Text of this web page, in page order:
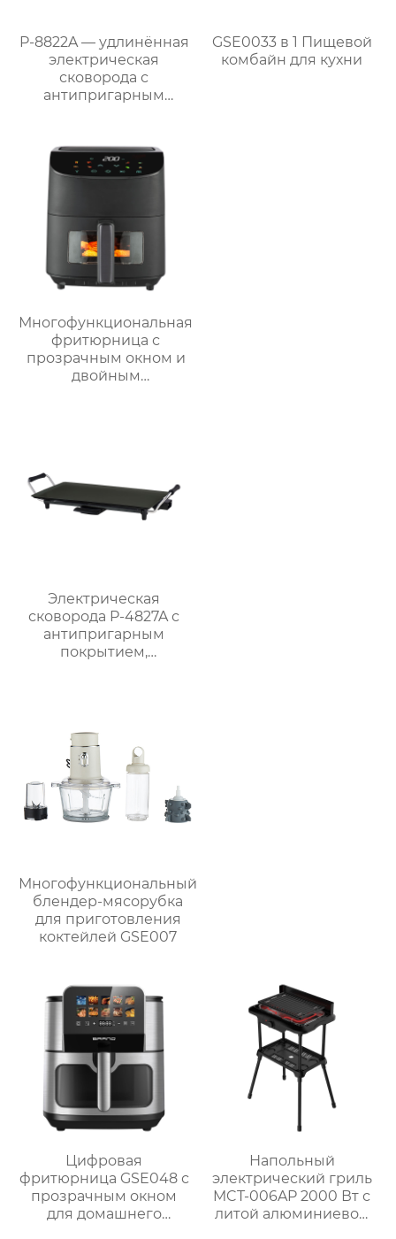
P-8822A — удлинённая
электрическая
сковорода с
антипригарным
съёмным поддоном
для жира
GSE0033 в 1 Пищевой
комбайн для кухни
Многофункциональная
фритюрница с
прозрачным окном и
двойным
Электрическая
сковорода P-4827A с
антипригарным
покрытием,
Многофункциональный
блендер-мясорубка
для приготовления
коктейлей GSE007
Цифровая
фритюрница GSE048 с
прозрачным окном
для домашнего
Напольный
электрический гриль
MCT-006AP 2000 Вт с
литой алюминиевой